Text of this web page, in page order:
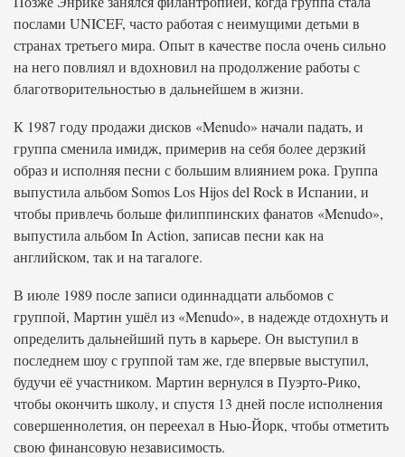
послами UNICEF, часто работая с неимущими детьми в
странах третьего мира. Опыт в качестве посла очень сильно
на него повлиял и вдохновил на продолжение работы с
благотворительностью в дальнейшем в жизни.
К 1987 году продажи дисков «Menudo» начали падать, и
группа сменила имидж, примерив на себя более дерзкий
образ и исполняя песни с большим влиянием рока. Группа
выпустила альбом Somos Los Hijos del Rock в Испании, и
чтобы привлечь больше филиппинских фанатов «Menudo»,
выпустила альбом In Action, записав песни как на
английском, так и на тагалоге.
В июле 1989 после записи одиннадцати альбомов с
группой, Мартин ушёл из «Menudo», в надежде отдохнуть и
определить дальнейший путь в карьере. Он выступил в
последнем шоу с группой там же, где впервые выступил,
будучи её участником. Мартин вернулся в Пуэрто-Рико,
чтобы окончить школу, и спустя 13 дней после исполнения
совершеннолетия, он переехал в Нью-Йорк, чтобы отметить
свою финансовую независимость.